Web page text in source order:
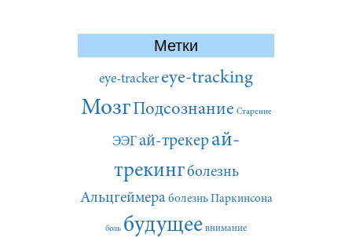
Метки
eye-tracker eye-tracking
МозгПодсознание Старение
ЭЭГай-трекерай-
трекингболезнь
Альцгеймера болезнь Паркинсона
боль будущее внимание